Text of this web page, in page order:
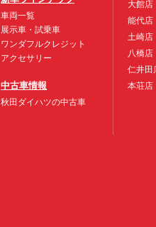
車両一覧
展示車・試乗車
ワンダフルクレジット
アクセサリー
中古車情報
秋田ダイハツの中古車
大館店
能代店
土崎店
八橋店
仁井田
本荘店